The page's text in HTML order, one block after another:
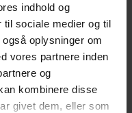
indhold og
til sociale medier og til
oplysninger om
vores partnere inden
og
kombinere disse
givet dem, eller som